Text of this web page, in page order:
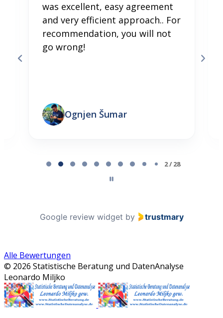
was excellent, easy agreement
and very efficient approach.. For
recommendation, you will not
go wrong!
Ognjen Šumar
2 / 28
Google review widget by trustmary
Alle Bewertungen
© 2026 Statistische Beratung und DatenAnalyse
Leonardo Miljko